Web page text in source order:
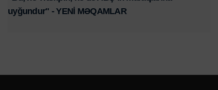
uyğundur" - YENİ MƏQAMLAR